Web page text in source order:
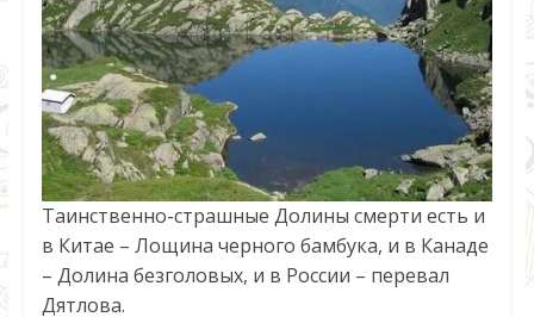
Таинственно-страшные Долины смерти есть и
в Китае – Лощина черного бамбука, и в Канаде
– Долина безголовых, и в России – перевал
Дятлова.